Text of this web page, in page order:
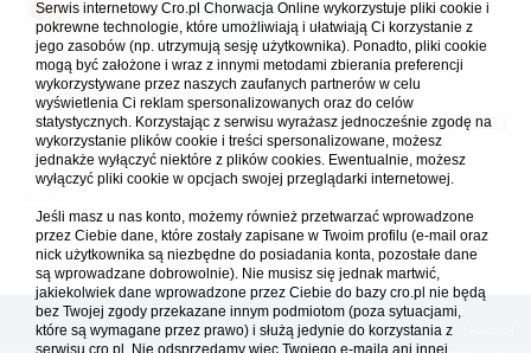
1 2 3
wCzarnogóra - Црна Гора
marekkowalak
08.07.2023 08:33
Forum Chorwacja Online - Cro.pl
Usuń ciasteczka• Strefa czasowa: UTC + 1 (Polska - czas zimowy) [ DST
[reklama ] [
Serwis internetowy Cro.pl Chorwacja Online wykorzystuje pliki cookie i
pokrewne technologie, które umożliwiają i ułatwiają Ci korzystanie z
jego zasobów (np. utrzymują sesję użytkownika). Ponadto, pliki cookie
mogą być założone i wraz z innymi metodami zbierania preferencji
wykorzystywane przez naszych zaufanych partnerów w celu
wyświetlenia Ci reklam spersonalizowanych oraz do celów
statystycznych. Korzystając z serwisu wyrażasz jednocześnie zgodę na
wykorzystanie plików cookie i treści spersonalizowane, możesz
jednakże wyłączyć niektóre z plików cookies. Ewentualnie, możesz
wyłączyć pliki cookie w opcjach swojej przeglądarki internetowej.
Jeśli masz u nas konto, możemy również przetwarzać wprowadzone
przez Ciebie dane, które zostały zapisane w Twoim profilu (e-mail oraz
nick użytkownika są niezbędne do posiadania konta, pozostałe dane
są wprowadzane dobrowolnie). Nie musisz się jednak martwić,
jakiekolwiek dane wprowadzone przez Ciebie do bazy cro.pl nie będą
bez Twojej zgody przekazane innym podmiotom (poza sytuacjami,
które są wymagane przez prawo) i służą jedynie do korzystania z
serwisu cro.pl. Nie odsprzedamy więc Twojego e-maila ani innej